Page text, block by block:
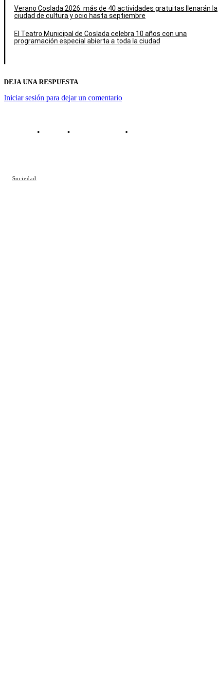
Sociedad
Verano Coslada 2026: más de 40 actividades gratuitas llenarán la
ciudad de cultura y ocio hasta septiembre
El Teatro Municipal de Coslada celebra 10 años con una
programación especial abierta a toda la ciudad
DEJA UNA RESPUESTA
Iniciar sesión para dejar un comentario
Contacto Política de cookies